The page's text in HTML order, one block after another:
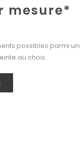
mesure*
possibles parmi
au choix.